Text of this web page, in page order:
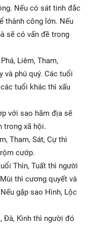
Nếu có sát tinh đắc
thành công lớn. Nếu
sẽ có vấn đề trong
Liêm, Tham,
và phú quý. Các tuổi
tuổi khác thì xấu
với sao hãm địa sẽ
trong xã hội.
Tham, Sát, Cự thì
cướp.
Thìn, Tuất thì người
thì cương quyết và
gặp sao Hình, Lộc
Đà, Kình thì người đó